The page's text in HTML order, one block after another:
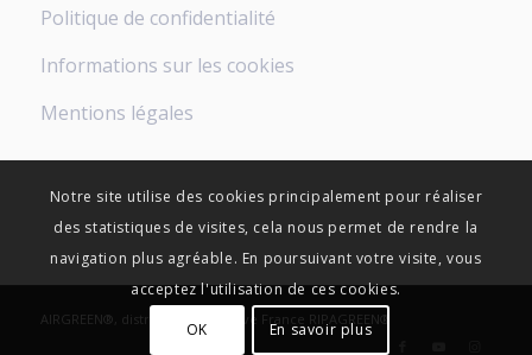
Politique de confidentialité
Informations sur les cookies
Mentions légales
AIRGREEN®, distribution exclusive France RIPAGREEN®
Notre site utilise des cookies principalement pour réaliser
des statistiques de visites, cela nous permet de rendre la
navigation plus agréable. En poursuivant votre visite, vous
acceptez l'utilisation de ces cookies.
OK En savoir plus